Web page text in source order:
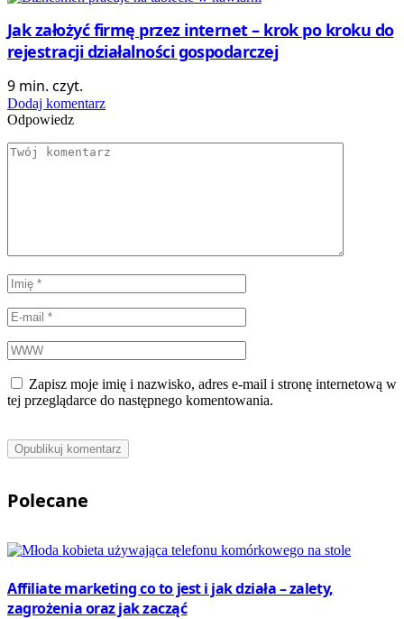
Jak założyć firmę przez internet – krok po kroku do
rejestracji działalności gospodarczej
9 min. czyt.
Dodaj komentarz
Odpowiedz
Zapisz moje imię i nazwisko, adres e-mail i stronę internetową w
tej przeglądarce do następnego komentowania.
Polecane
Affiliate marketing co to jest i jak działa – zalety,
zagrożenia oraz jak zacząć